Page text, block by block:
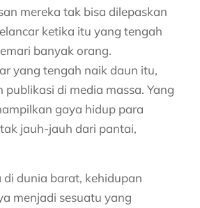
mereka tak bisa dilepaskan
ketika itu yang tengah
banyak orang.
yang tengah naik daun itu,
di media massa. Yang
gaya hidup para
jauh-jauh dari pantai,
dunia barat, kehidupan
menjadi sesuatu yang